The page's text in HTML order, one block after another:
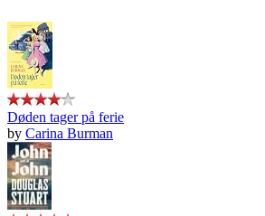
Døden tager på ferie
by Carina Burman